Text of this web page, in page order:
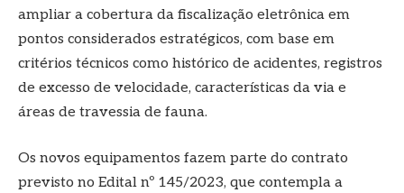
ampliar a cobertura da fiscalização eletrônica em
pontos considerados estratégicos, com base em
critérios técnicos como histórico de acidentes, registros
de excesso de velocidade, características da via e
áreas de travessia de fauna.
Os novos equipamentos fazem parte do contrato
previsto no Edital nº 145/2023, que contempla a